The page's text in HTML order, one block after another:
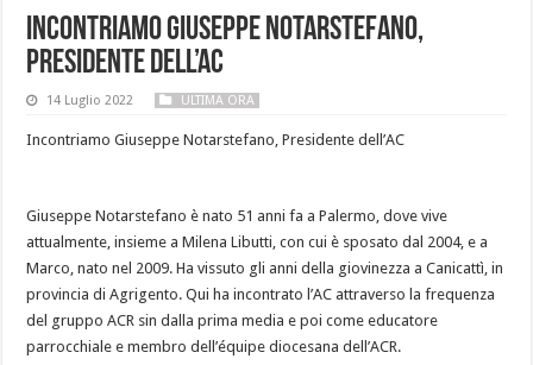
Incontriamo Giuseppe Notarstefano,
Presidente dell’AC
14 Luglio 2022 ULTIMA ORA
Incontriamo Giuseppe Notarstefano, Presidente dell’AC
Giuseppe Notarstefano è nato 51 anni fa a Palermo, dove vive
attualmente, insieme a Milena Libutti, con cui è sposato dal 2004, e a
Marco, nato nel 2009. Ha vissuto gli anni della giovinezza a Canicattì, in
provincia di Agrigento. Qui ha incontrato l’AC attraverso la frequenza
del gruppo ACR sin dalla prima media e poi come educatore
parrocchiale e membro dell’équipe diocesana dell’ACR.